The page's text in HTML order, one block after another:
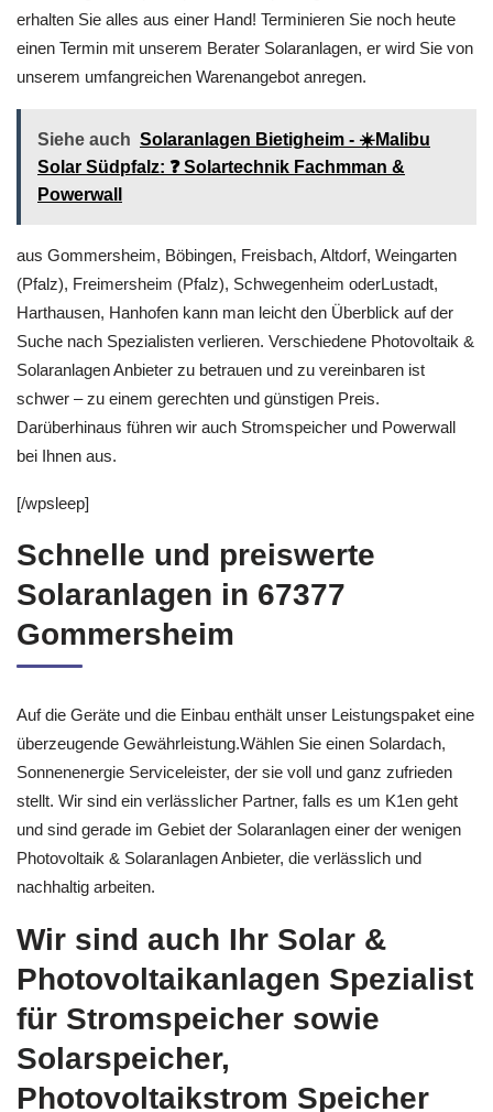
erhalten Sie alles aus einer Hand! Terminieren Sie noch heute
einen Termin mit unserem Berater Solaranlagen, er wird Sie von
unserem umfangreichen Warenangebot anregen.
Siehe auch Solaranlagen Bietigheim - ☀️Malibu
Solar Südpfalz: ❓️ Solartechnik Fachmman &
Powerwall
aus Gommersheim, Böbingen, Freisbach, Altdorf, Weingarten
(Pfalz), Freimersheim (Pfalz), Schwegenheim oderLustadt,
Harthausen, Hanhofen kann man leicht den Überblick auf der
Suche nach Spezialisten verlieren. Verschiedene Photovoltaik &
Solaranlagen Anbieter zu betrauen und zu vereinbaren ist
schwer – zu einem gerechten und günstigen Preis.
Darüberhinaus führen wir auch Stromspeicher und Powerwall
bei Ihnen aus.
[/wpsleep]
Schnelle und preiswerte
Solaranlagen in 67377
Gommersheim
Auf die Geräte und die Einbau enthält unser Leistungspaket eine
überzeugende Gewährleistung.Wählen Sie einen Solardach,
Sonnenenergie Serviceleister, der sie voll und ganz zufrieden
stellt. Wir sind ein verlässlicher Partner, falls es um K1en geht
und sind gerade im Gebiet der Solaranlagen einer der wenigen
Photovoltaik & Solaranlagen Anbieter, die verlässlich und
nachhaltig arbeiten.
Wir sind auch Ihr Solar &
Photovoltaikanlagen Spezialist
für Stromspeicher sowie
Solarspeicher,
Photovoltaikstrom Speicher